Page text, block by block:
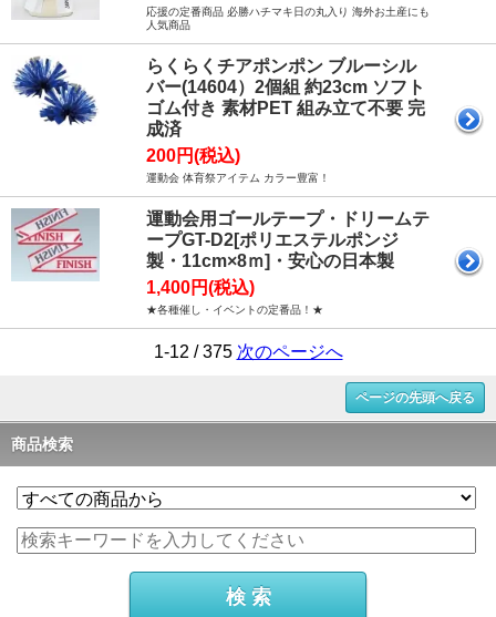
応援の定番商品 必勝ハチマキ日の丸入り 海外お土産にも
人気商品
らくらくチアポンポン ブルーシル
バー(14604）2個組 約23cm ソフト
ゴム付き 素材PET 組み立て不要 完
成済
200円(税込)
運動会 体育祭アイテム カラー豊富！
運動会用ゴールテープ・ドリームテ
ープGT-D2[ポリエステルポンジ
製・11cm×8ｍ]・安心の日本製
1,400円(税込)
★各種催し・イベントの定番品！★
1-12 / 375 次のページへ
ページの先頭へ戻る
商品検索